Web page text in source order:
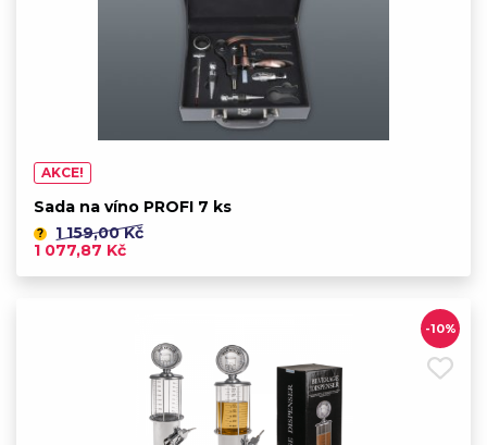
AKCE!
Sada na víno PROFI 7 ks
?
1 159,00 Kč
1 077,87 Kč
-10%